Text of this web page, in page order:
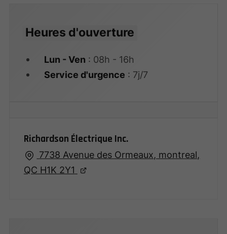
Heures d'ouverture
Lun - Ven : 08h - 16h
Service d'urgence : 7j/7
Richardson Électrique Inc.
7738 Avenue des Ormeaux, montreal,
QC H1K 2Y1